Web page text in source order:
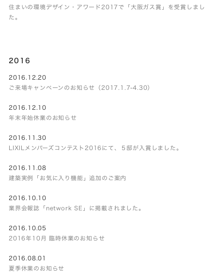
住まいの環境デザイン・アワード2017で「大阪ガス賞」を受賞しまし
た。
2016
2016.12.20
ご来場キャンペーンのお知らせ（2017.1.7-4.30）
2016.12.10
年末年始休業のお知らせ
2016.11.30
LIXILメンバーズコンテスト2016にて、５邸が入賞しました。
2016.11.08
建築実例「お気に入り機能」追加のご案内
2016.10.10
業界会報誌「network SE」に掲載されました。
2016.10.05
2016年10月 臨時休業のお知らせ
2016.08.01
夏季休業のお知らせ